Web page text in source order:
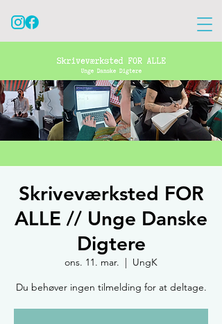
Skriveværksted FOR
ALLE // Unge Danske
Digtere
ons. 11. mar.
  |
UngK
Du behøver ingen tilmelding for at deltage.